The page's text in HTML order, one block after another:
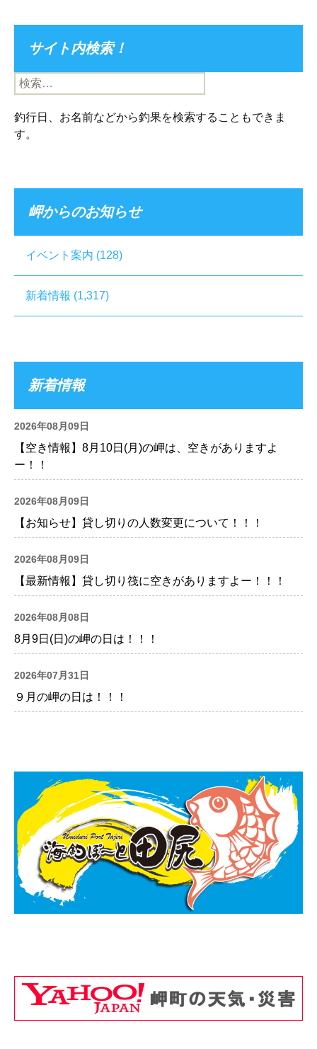
サイト内検索！
検
索:
釣行日、お名前などから釣果を検索することもできま
す。
岬からのお知らせ
イベント案内 (128)
新着情報 (1,317)
新着情報
2026年08月09日
【空き情報】8月10日(月)の岬は、空きがありますよ
ー！！
2026年08月09日
【お知らせ】貸し切りの人数変更について！！！
2026年08月09日
【最新情報】貸し切り筏に空きがありますよー！！！
2026年08月08日
8月9日(日)の岬の日は！！！
2026年07月31日
９月の岬の日は！！！